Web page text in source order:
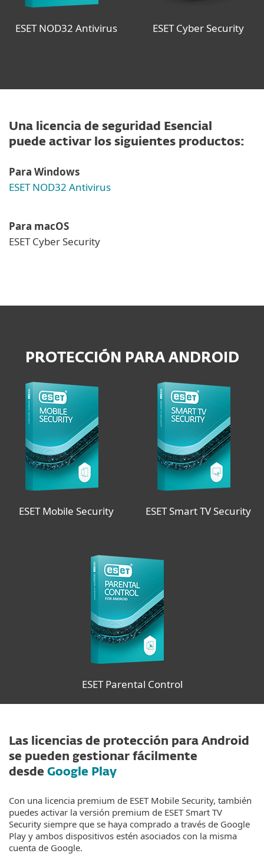
ESET NOD32 Antivirus ESET Cyber Security
Una licencia de seguridad Esencial
puede activar los siguientes productos:
Para Windows
ESET NOD32 Antivirus
Para macOS
ESET Cyber Security
PROTECCIÓN PARA ANDROID
ESET Mobile Security ESET Smart TV Security
ESET Parental Control
Las licencias de protección para Android
se pueden gestionar fácilmente
desde Google Play
Con una licencia premium de ESET Mobile Security, también
puedes activar la versión premium de ESET Smart TV
Security siempre que se haya comprado a través de Google
Play y ambos dispositivos estén asociados con la misma
cuenta de Google.